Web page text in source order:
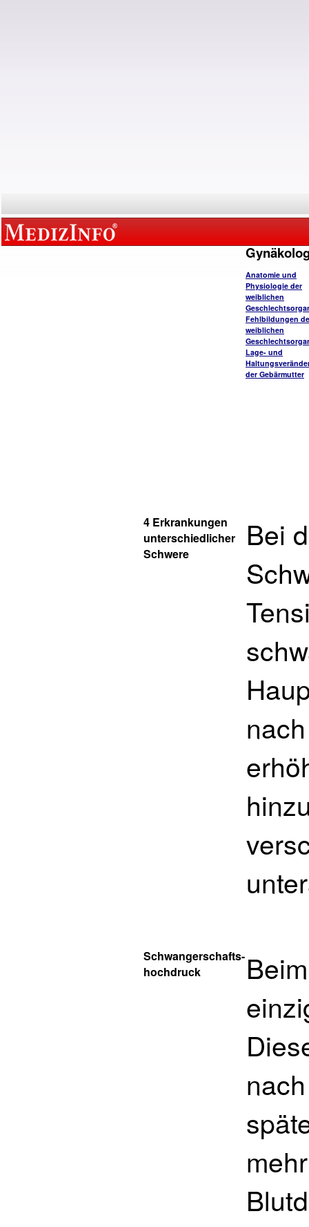
Anatomie und
Physiologie der
weiblichen
Fehlbildungen
weiblichen
Lage- und
der Gebärmutter
4 Erkrankungen
unterschiedlicher
Schwere
Bei
Schwangerschafts-
hochdruck